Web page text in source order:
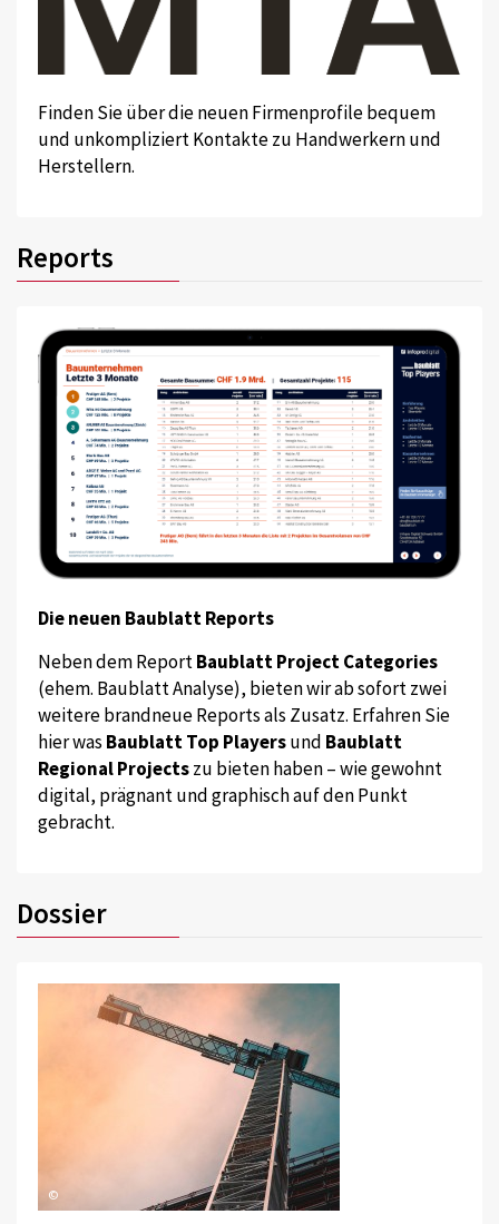
Finden Sie über die neuen Firmenprofile bequem
und unkompliziert Kontakte zu Handwerkern und
Herstellern.
Reports
Die neuen Baublatt Reports
Neben dem ReportBaublatt Project Categories
(ehem. Baublatt Analyse), bieten wir ab sofort zwei
weitere brandneue Reports als Zusatz. Erfahren Sie
hier was Baublatt Top Playersund Baublatt
Regional Projectszu bieten haben – wie gewohnt
digital, prägnant und graphisch auf den Punkt
gebracht.
Dossier
©